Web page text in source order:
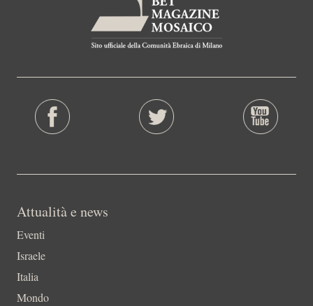
Attualità e news
Eventi
Israele
Italia
Mondo